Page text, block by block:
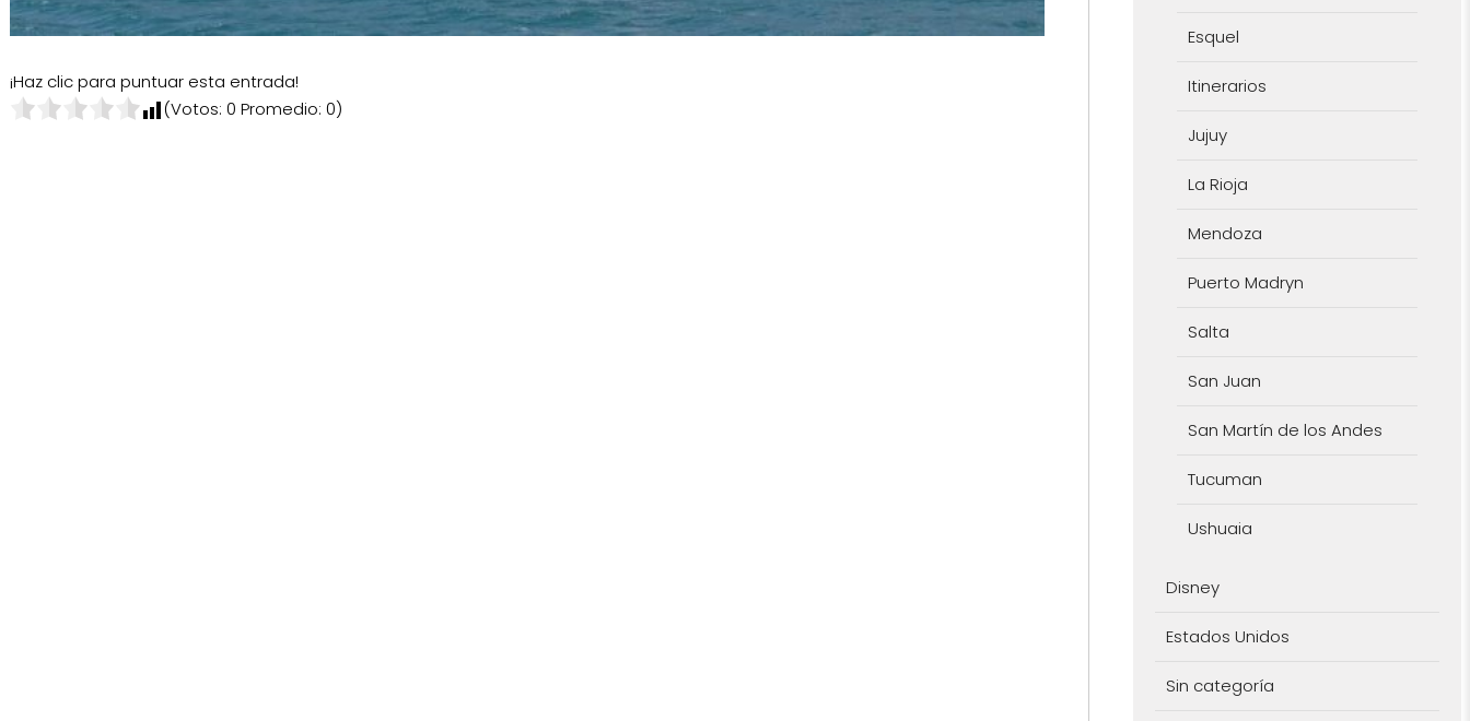
¡Haz clic para puntuar esta entrada!
(Votos: 0 Promedio: 0)
Esquel
Itinerarios
Jujuy
La Rioja
Mendoza
Puerto Madryn
Salta
San Juan
San Martín de los Andes
Tucuman
Ushuaia
Disney
Estados Unidos
Sin categoría